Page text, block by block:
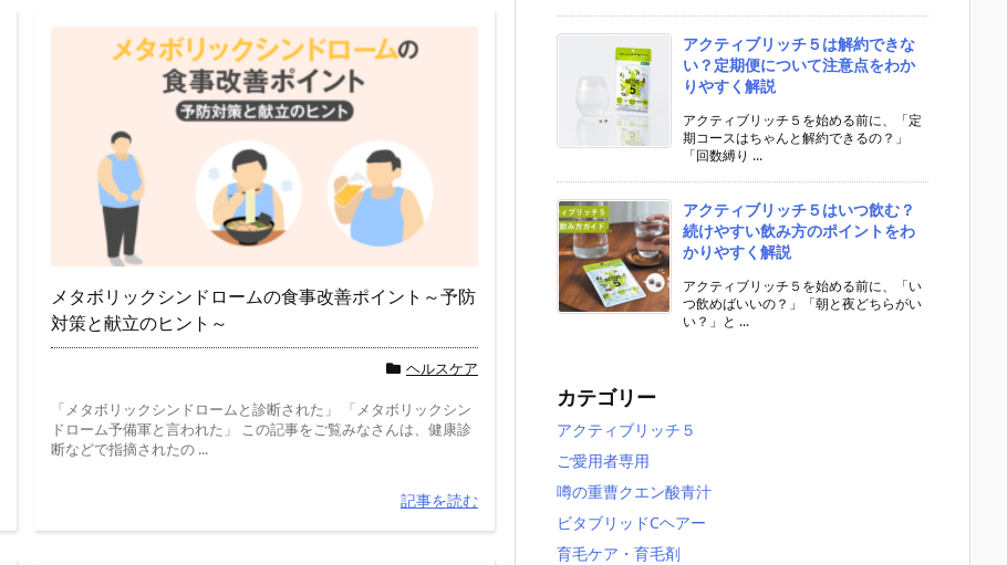
メタボリックシンドロームの食事改善ポイント～予防
対策と献立のヒント～
ヘルスケア
「メタボリックシンドロームと診断された」 「メタボリックシン
ドローム予備軍と言われた」 この記事をご覧みなさんは、健康診
断などで指摘されたの ...
記事を読む
アクティブリッチ５は解約できな
い？定期便について注意点をわか
りやすく解説
アクティブリッチ５を始める前に、「定
期コースはちゃんと解約できるの？」
「回数縛り ...
アクティブリッチ５はいつ飲む？
続けやすい飲み方のポイントをわ
かりやすく解説
アクティブリッチ５を始める前に、「い
つ飲めばいいの？」「朝と夜どちらがい
い？」と ...
カテゴリー
アクティブリッチ５
ご愛用者専用
噂の重曹クエン酸青汁
ビタブリッドCヘアー
育毛ケア・育毛剤